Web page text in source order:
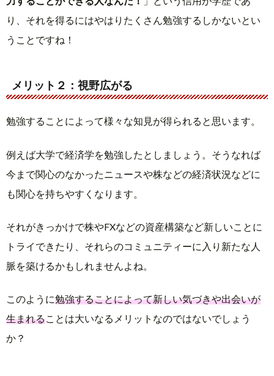
り、それを得るにはやはりたくさん勉強するしかないとい
うことですね！
メリット２：視野広がる
勉強することによって様々な知見が得られると思います。
例えば大学で経済学を勉強したとしましょう。そうなれば
今まで関心のなかったニュースや株などの経済状況などに
も関心を持ちやすくなります。
それがきっかけで株やFXなどの資産構築など新しいことに
トライできたり、それらのコミュニティーに入り新たな人
脈を築けるかもしれませんよね。
このように勉強することによって新しい気づきや出会いが
生まれることは大いなるメリットなのではないでしょう
か？